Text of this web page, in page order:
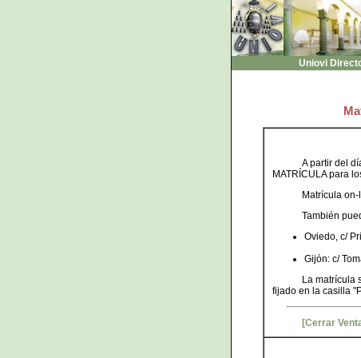
Uniovi
A partir del
MATRÍCULA para
Matrícula
También
Oviedo, c/
Gijón: c/
La matrícula
fijado en la casilla
[Cerrar